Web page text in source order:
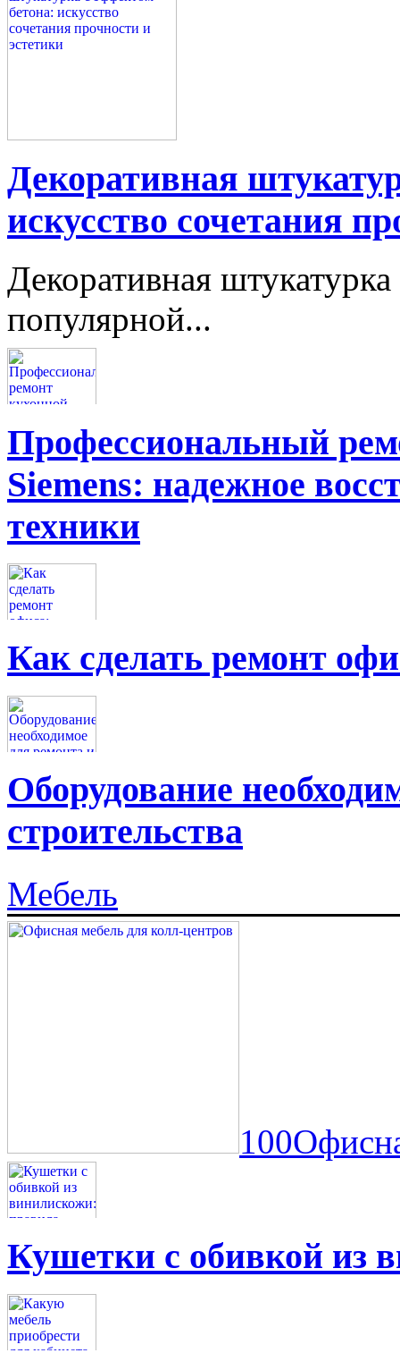
Декоративная
искусство сочетания
Декоративная
популярной...
Профессиональный
Siemens: надежное
техники
Как сделать ремонт
Оборудование
строительства
Мебель
Кушетки с обивкой из